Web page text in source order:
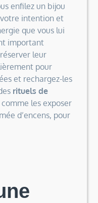
enfilez un bijou
intention et
que vous lui
important
leur
pour
et rechargez-les
rituels de
les exposer
d’encens, pour